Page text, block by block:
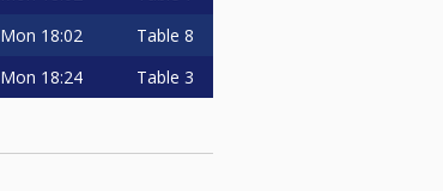
Mon 18:02 Table 8
Mon 18:24 Table 3